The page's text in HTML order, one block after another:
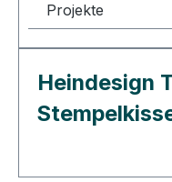
Projekte
Heindesign